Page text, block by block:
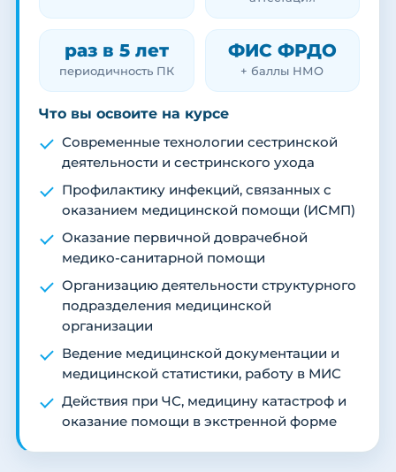
раз в 5 лет
периодичность ПК
ФИС ФРДО
+ баллы НМО
Что вы освоите на курсе
Современные технологии сестринской
деятельности и сестринского ухода
Профилактику инфекций, связанных с
оказанием медицинской помощи (ИСМП)
Оказание первичной доврачебной
медико-санитарной помощи
Организацию деятельности структурного
подразделения медицинской
организации
Ведение медицинской документации и
медицинской статистики, работу в МИС
Действия при ЧС, медицину катастроф и
оказание помощи в экстренной форме